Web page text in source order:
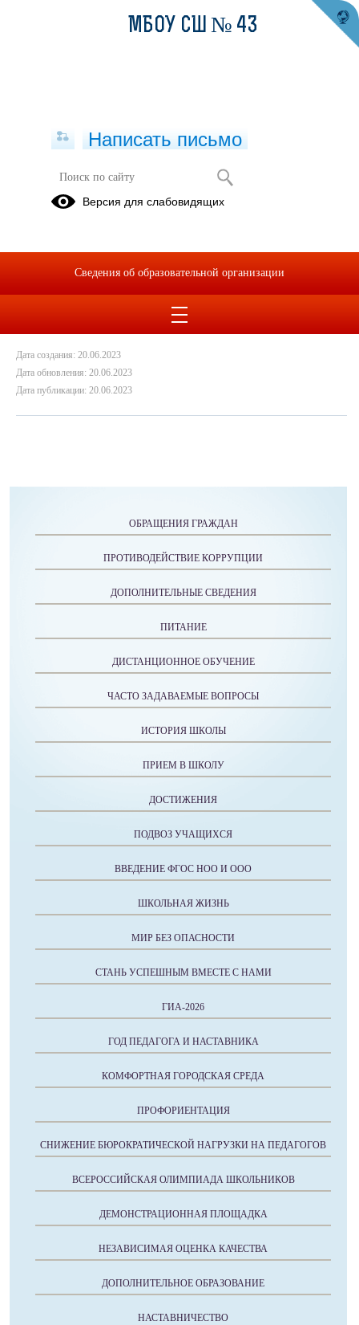
Горячая линия по вопросам
документационной нагрузки на
Дата создания: 20.06.2023
Дата обновления: 20.06.2023
Дата публикации: 20.06.2023
ОБРАЩЕНИЯ ГРАЖДАН
ПРОТИВОДЕЙСТВИЕ КОРРУПЦИИ
ДОПОЛНИТЕЛЬНЫЕ СВЕДЕНИЯ
ПИТАНИЕ
ДИСТАНЦИОННОЕ ОБУЧЕНИЕ
ЧАСТО ЗАДАВАЕМЫЕ ВОПРОСЫ
ИСТОРИЯ ШКОЛЫ
ПРИЕМ В ШКОЛУ
ДОСТИЖЕНИЯ
ПОДВОЗ УЧАЩИХСЯ
ВВЕДЕНИЕ ФГОС НОО И ООО
ШКОЛЬНАЯ ЖИЗНЬ
МИР БЕЗ ОПАСНОСТИ
СТАНЬ УСПЕШНЫМ ВМЕСТЕ С НАМИ
ГИА-2026
ГОД ПЕДАГОГА И НАСТАВНИКА
КОМФОРТНАЯ ГОРОДСКАЯ СРЕДА
ПРОФОРИЕНТАЦИЯ
СНИЖЕНИЕ БЮРОКРАТИЧЕСКОЙ НАГРУЗКИ НА ПЕДАГОГОВ
ВСЕРОССИЙСКАЯ ОЛИМПИАДА ШКОЛЬНИКОВ
ДЕМОНСТРАЦИОННАЯ ПЛОЩАДКА
НЕЗАВИСИМАЯ ОЦЕНКА КАЧЕСТВА
ДОПОЛНИТЕЛЬНОЕ ОБРАЗОВАНИЕ
НАСТАВНИЧЕСТВО
МБОУ СШ № 43
Написать письмо
Версия для слабовидящих
Сведения об образовательной организации